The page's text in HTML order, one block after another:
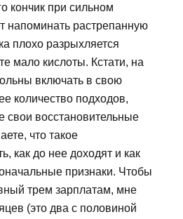
кончик при сильном
напоминать растрепанную
плохо разрыхляется
мало кислоты. Кстати, на
включать в свою
количество подходов,
свои восстановительные
что такое
как до нее доходят и как
признаки. Чтобы
трем зарплатам, мне
(это два с половиной